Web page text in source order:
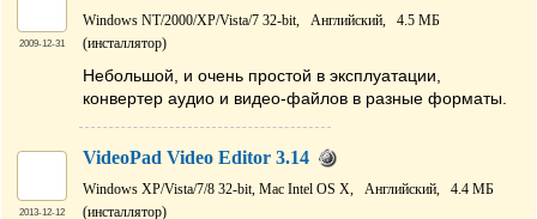
2009-12-31
Windows NT/2000/XP/Vista/7 32-bit, Английский,
4.5 МБ
(инсталлятор)
Небольшой, и очень простой в эксплуатации,
конвертер аудио и видео-файлов в разные форматы.
2013-12-12
VideoPad Video Editor 3.14
Windows XP/Vista/7/8 32-bit, Mac Intel OS X, Английский,
4.4 МБ
(инсталлятор)